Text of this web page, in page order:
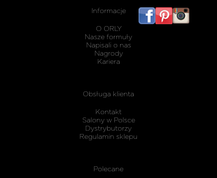
Informacje
O ORLY
Nasze formuły
Napisali o nas
Nagrody
Kariera
Obsługa klienta
Kontakt
Salony w Polsce
Dystrybutorzy
Regulamin sklepu
Polecane